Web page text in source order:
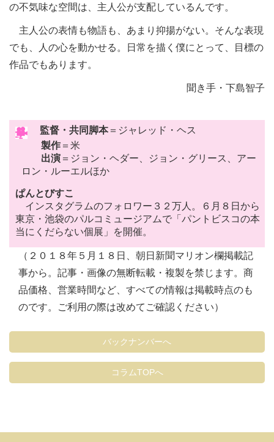
の不気味な空間は、主人公が支配しているんです。
主人公の表情も物語も、あまり抑揚がない。そんな表現
でも、人の心を動かせる。日常を描く僕にとって、目標の
作品でもあります。
聞き手・下島智子
監督・共同脚本＝ジャレッド・ヘス
製作 ＝米
出演 ＝ジョン・ヘダー、ジョン・グリース、アー
ロン・ルーエルほか
ぱんとびすこ
インスタグラムのフォロワー３２万人。６月８日から
東京・池袋のパルコミュージアムで「パントビスコの本
当にくだらない個展」を開催。
（２０１８年５月１８日、朝日新聞マリオン欄掲載記
事から。記事・画像の無断転載・複製を禁じます。商
品価格、営業時間など、すべての情報は掲載時点のも
のです。ご利用の際は改めてご確認ください）
バックナンバーへ
コラムTOPへ